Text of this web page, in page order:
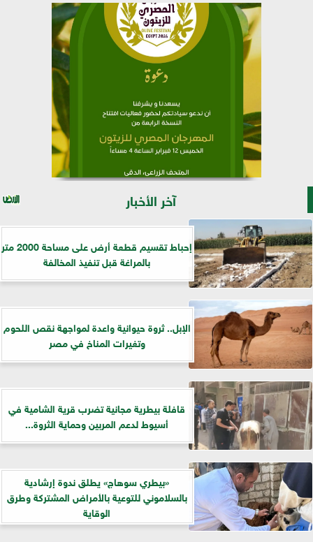
آخر الأخبار
إحباط تقسيم قطعة أرض على مساحة 2000 متر
بالمراغة قبل تنفيذ المخالفة
الإبل.. ثروة حيوانية واعدة لمواجهة نقص اللحوم
وتغيرات المناخ في مصر
قافلة بيطرية مجانية تضرب قرية الشامية في
أسيوط لدعم المربين وحماية الثروة...
«بيطري سوهاج» يطلق ندوة إرشادية
بالسلاموني للتوعية بالأمراض المشتركة وطرق
الوقاية